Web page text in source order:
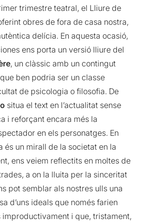
trimestre teatral, el Lliure de
obres de fora de casa nostra,
delícia. En aquesta ocasió,
ens porta un versió lliure del
, un clàssic amb un contingut
ben podria ser un classe
de psicologia o filosofia. De
situa el text en l’actualitat sense
i reforçant encara més la
en els personatges. En
és un mirall de la societat en la
ens veiem reflectits en moltes de
a on la lluita per la sinceritat
pot semblar als nostres ulls una
d’uns ideals que només farien
i que, tristament,